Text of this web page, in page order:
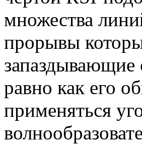
множества
прорывы
запаздывающие
равно как его
применяться